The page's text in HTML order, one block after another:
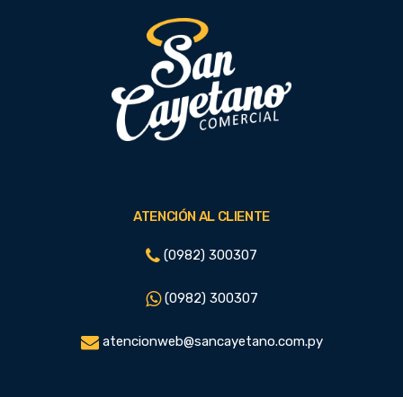
ATENCIÓN AL CLIENTE
(0982) 300307
(0982) 300307
atencionweb@sancayetano.com.py